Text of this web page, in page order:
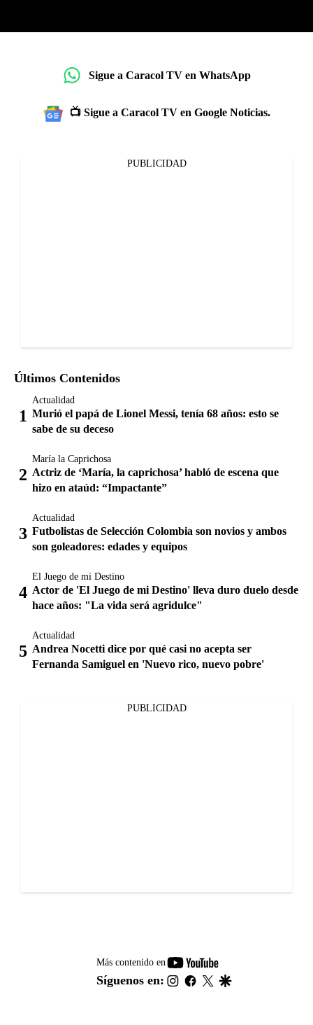
Sigue a Caracol TV en WhatsApp
📺 Sigue a Caracol TV en Google Noticias.
PUBLICIDAD
Últimos Contenidos
Actualidad
Murió el papá de Lionel Messi, tenía 68 años: esto se
sabe de su deceso
María la Caprichosa
Actriz de ‘María, la caprichosa’ habló de escena que
hizo en ataúd: “Impactante”
Actualidad
Futbolistas de Selección Colombia son novios y ambos
son goleadores: edades y equipos
El Juego de mi Destino
Actor de 'El Juego de mi Destino' lleva duro duelo desde
hace años: "La vida será agridulce"
Actualidad
Andrea Nocetti dice por qué casi no acepta ser
Fernanda Samiguel en 'Nuevo rico, nuevo pobre'
PUBLICIDAD
Más contenido en
youtube-
footer
Síguenos en: instagram
facebook
twitter